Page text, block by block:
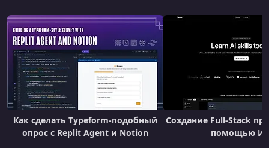
Как сделать Typeform-подобный
опрос с Replit Agent и Notion
Создание Full-Stack
помощью